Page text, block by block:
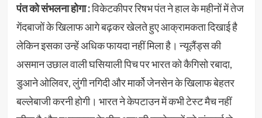
पंत को संभलना होगा :विकेटकीपर रिषभ पंत ने हाल के महीनों में तेज
गेंदबाजों के खिलाफ आगे बढ़कर खेलते हुए आक्रामकता दिखाई है
लेकिन इसका उन्हें अधिक फायदा नहीं मिला है। न्यूलैंड्स की
असमान उछाल वाली घसियाली पिच पर भारत को कैगिसो रबादा,
डुआने ओलिवर, लुंगी नगिदी और मार्को जेनसेन के खिलाफ बेहतर
बल्लेबाजी करनी होगी। भारत ने केपटाउन में कभी टेस्ट मैच नहीं